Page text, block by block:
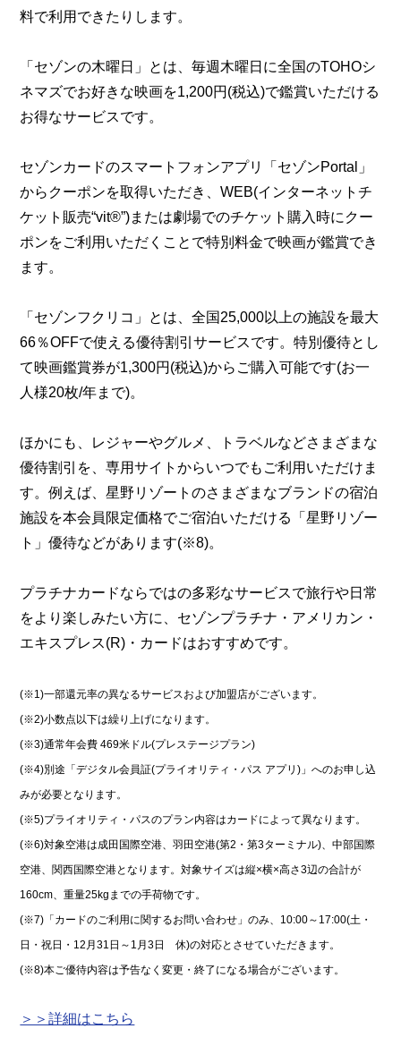
料で利用できたりします。
「セゾンの木曜日」とは、毎週木曜日に全国のTOHOシ
ネマズでお好きな映画を1,200円(税込)で鑑賞いただける
お得なサービスです。
セゾンカードのスマートフォンアプリ「セゾンPortal」
からクーポンを取得いただき、WEB(インターネットチ
ケット販売“vit®”)または劇場でのチケット購入時にクー
ポンをご利用いただくことで特別料金で映画が鑑賞でき
ます。
「セゾンフクリコ」とは、全国25,000以上の施設を最大
66％OFFで使える優待割引サービスです。特別優待とし
て映画鑑賞券が1,300円(税込)からご購入可能です(お一
人様20枚/年まで)。
ほかにも、レジャーやグルメ、トラベルなどさまざまな
優待割引を、専用サイトからいつでもご利用いただけま
す。例えば、星野リゾートのさまざまなブランドの宿泊
施設を本会員限定価格でご宿泊いただける「星野リゾー
ト」優待などがあります(※8)。
プラチナカードならではの多彩なサービスで旅行や日常
をより楽しみたい方に、セゾンプラチナ・アメリカン・
エキスプレス(R)・カードはおすすめです。
(※1)一部還元率の異なるサービスおよび加盟店がございます。
(※2)小数点以下は繰り上げになります。
(※3)通常年会費 469米ドル(プレステージプラン)
(※4)別途「デジタル会員証(プライオリティ・パス アプリ)」へのお申し込
みが必要となります。
(※5)プライオリティ・パスのプラン内容はカードによって異なります。
(※6)対象空港は成田国際空港、羽田空港(第2・第3ターミナル)、中部国際
空港、関西国際空港となります。対象サイズは縦×横×高さ3辺の合計が
160cm、重量25kgまでの手荷物です。
(※7)「カードのご利用に関するお問い合わせ」のみ、10:00～17:00(土・
日・祝日・12月31日～1月3日 休)の対応とさせていただきます。
(※8)本ご優待内容は予告なく変更・終了になる場合がございます。
＞＞詳細はこちら